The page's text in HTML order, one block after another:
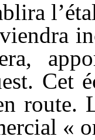
Cet
route.
«